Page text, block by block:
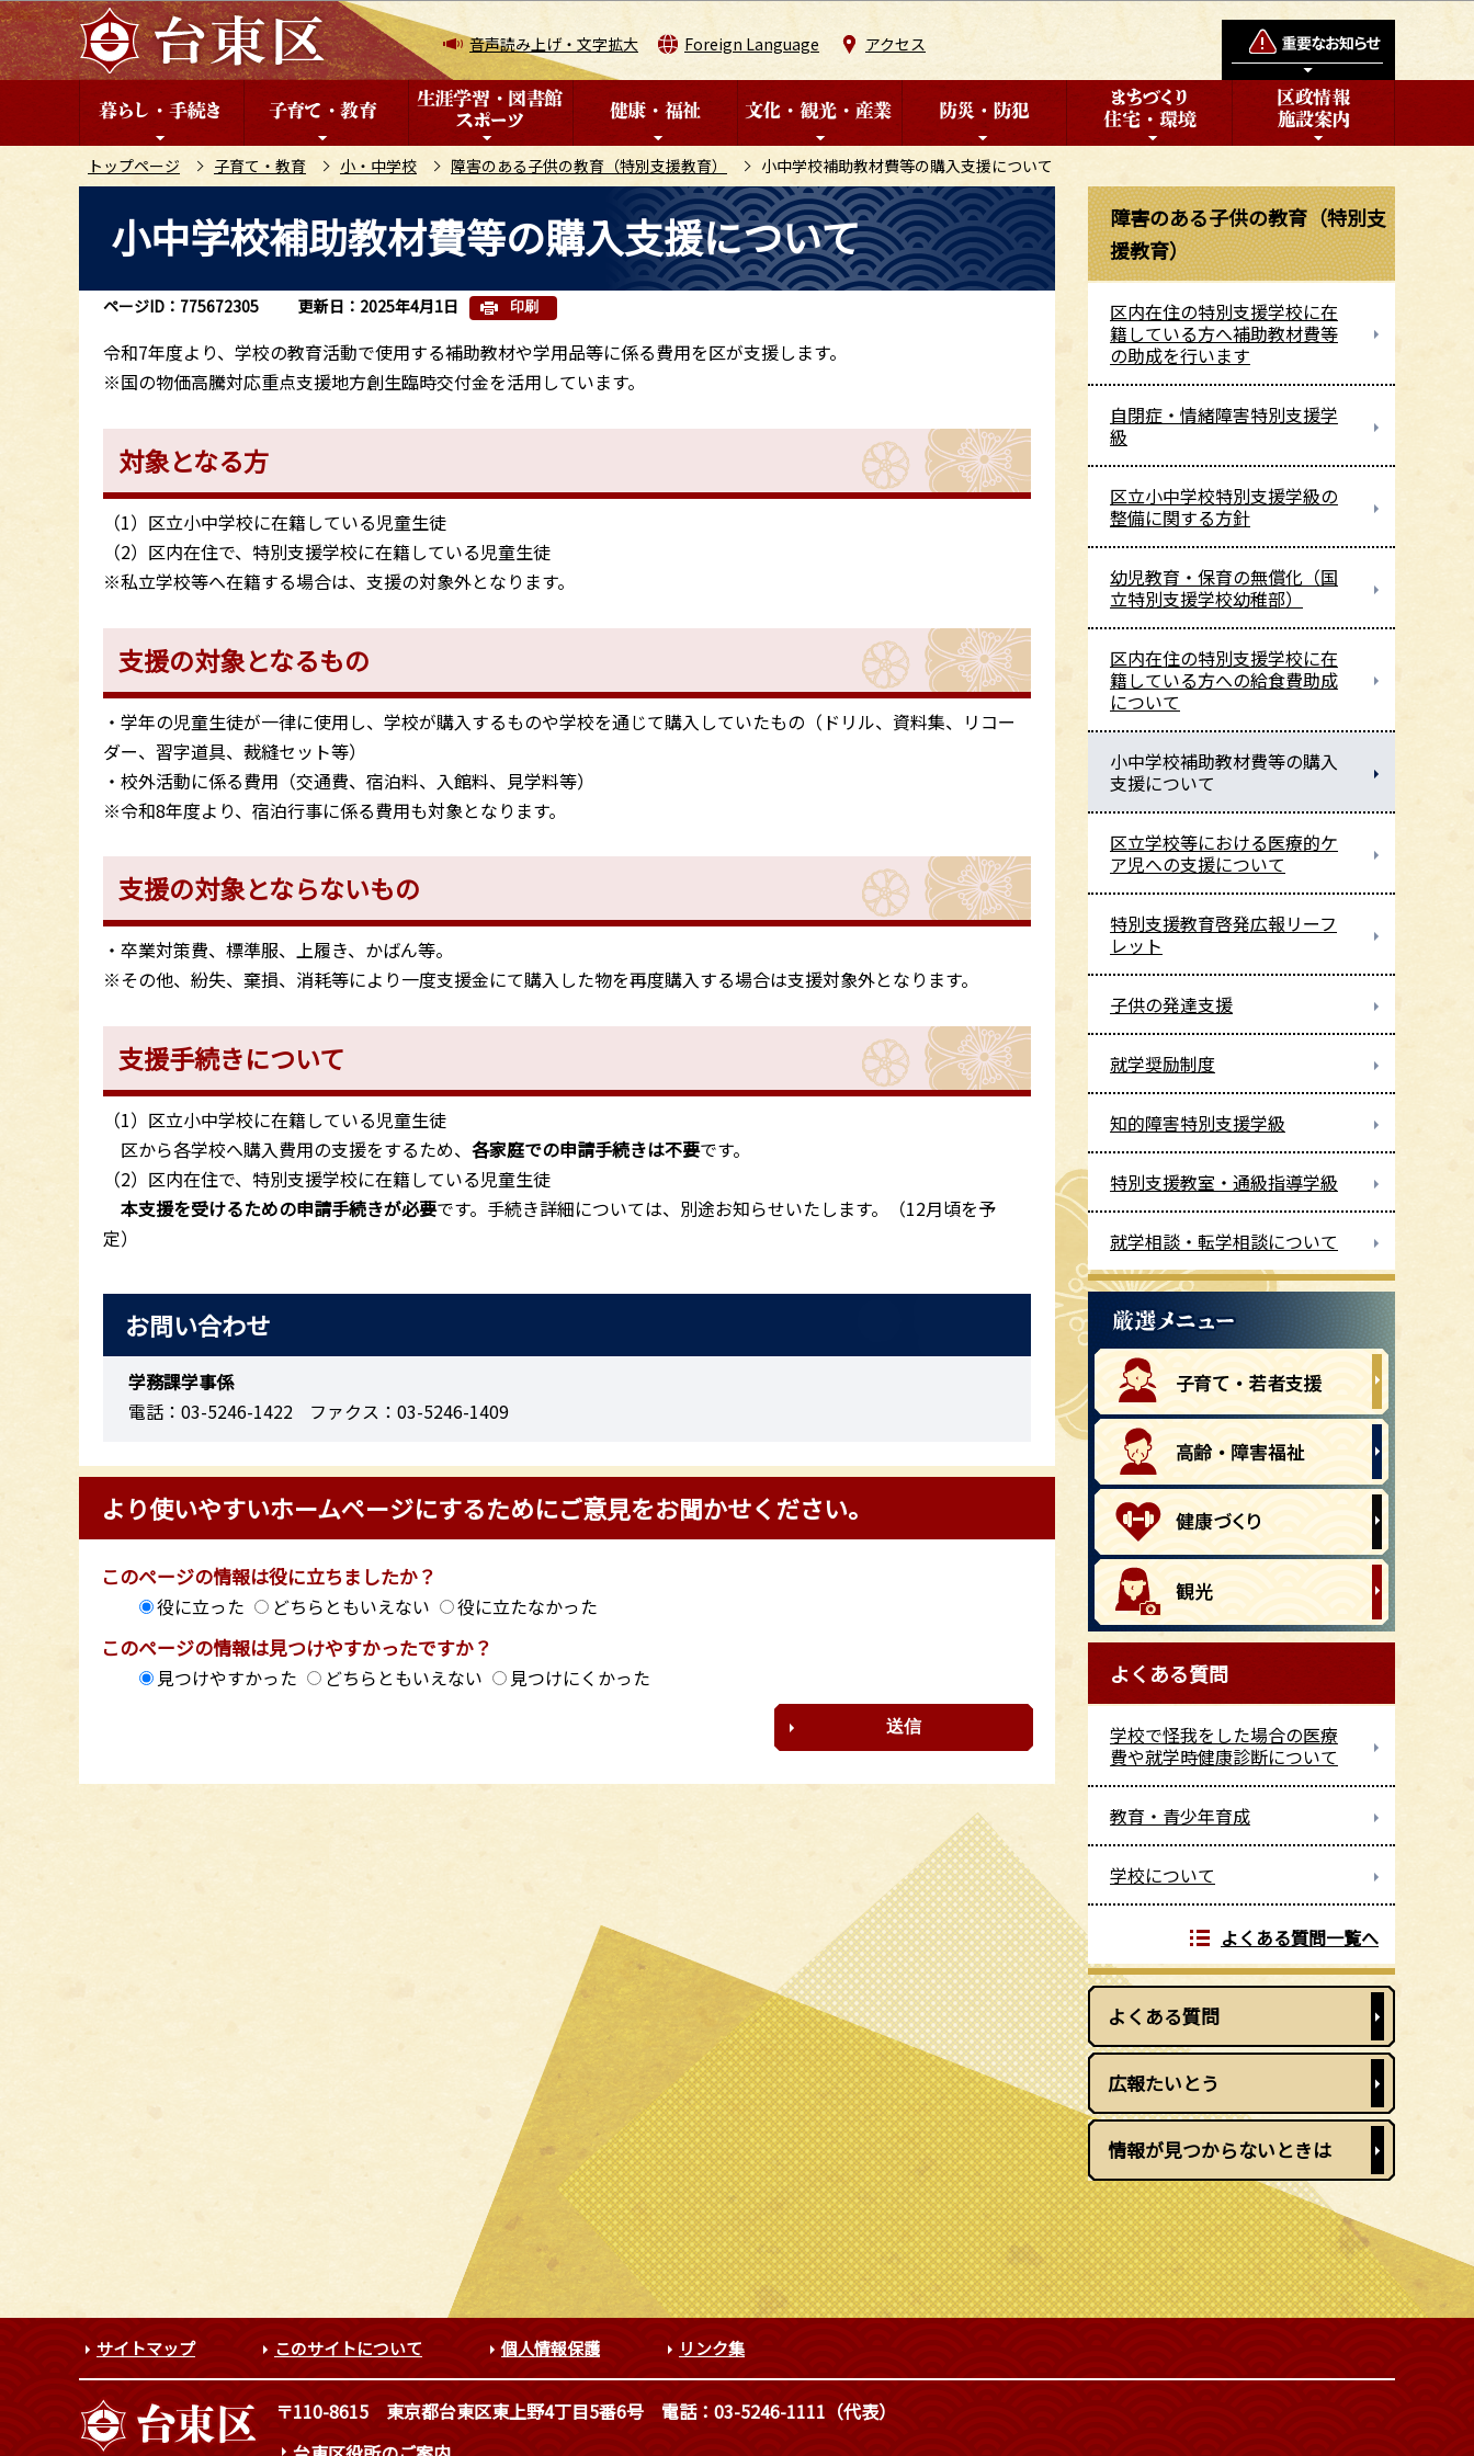
こ
の
ペ
音声読み上げ・文字拡大 Foreign Language アクセス
トップページ 子育て・教育 小・中学校 障害のある子供の教育（特別支援教育） 小中学校補助教材費等の購入支援について
こ
小中学校補助教材費等の購入支援について
ページID：775672305 更新日：2025年4月1日 印刷
令和7年度より、学校の教育活動で使用する補助教材や学用品等に係る費用を区が支援します。
※国の物価高騰対応重点支援地方創生臨時交付金を活用しています。
対象となる方
（1）区立小中学校に在籍している児童生徒
（2）区内在住で、特別支援学校に在籍している児童生徒
※私立学校等へ在籍する場合は、支援の対象外となります。
支援の対象となるもの
・学年の児童生徒が一律に使用し、学校が購入するものや学校を通じて購入していたもの（ドリル、資料集、リコー
ダー、習字道具、裁縫セット等）
・校外活動に係る費用（交通費、宿泊料、入館料、見学料等）
※令和8年度より、宿泊行事に係る費用も対象となります。
支援の対象とならないもの
・卒業対策費、標準服、上履き、かばん等。
※その他、紛失、棄損、消耗等により一度支援金にて購入した物を再度購入する場合は支援対象外となります。
支援手続きについて
（1）区立小中学校に在籍している児童生徒
区から各学校へ購入費用の支援をするため、各家庭での申請手続きは不要です。
（2）区内在住で、特別支援学校に在籍している児童生徒
本支援を受けるための申請手続きが必要です。手続き詳細については、別途お知らせいたします。（12月頃を予
定）
お問い合わせ
学務課学事係
電話：03-5246-1422
ファクス：03-5246-1409
より使いやすいホームページにするためにご意見をお聞かせください。
このページの情報は役に立ちましたか？
役に立った どちらともいえない 役に立たなかった
このページの情報は見つけやすかったですか？
見つけやすかった どちらともいえない 見つけにくかった
障害のある子供の教育（特別支
援教育）
区内在住の特別支援学校に在
籍している方へ補助教材費等
の助成を行います
自閉症・情緒障害特別支援学
級
区立小中学校特別支援学級の
整備に関する方針
幼児教育・保育の無償化（国
立特別支援学校幼稚部）
区内在住の特別支援学校に在
籍している方への給食費助成
について
小中学校補助教材費等の購入
支援について
区立学校等における医療的ケ
ア児への支援について
特別支援教育啓発広報リーフ
レット
子供の発達支援
就学奨励制度
知的障害特別支援学級
特別支援教室・通級指導学級
就学相談・転学相談について
よくある質問
学校で怪我をした場合の医療
費や就学時健康診断について
教育・青少年育成
学校について
よくある質問一覧へ
よくある質問
広報たいとう
情報が見つからないときは
サイトマップ このサイトについて 個人情報保護 リンク集
〒110-8615 東京都台東区東上野4丁目5番6号
電話：03-5246-1111（代表）